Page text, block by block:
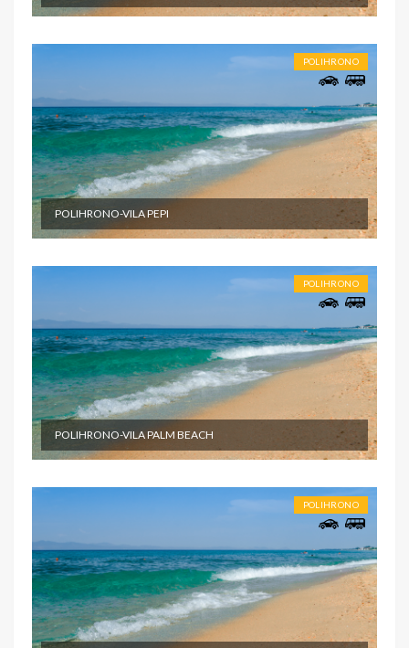
POLIHRONO
POLIHRONO-VILA PEPI
POLIHRONO
POLIHRONO-VILA PALM BEACH
POLIHRONO